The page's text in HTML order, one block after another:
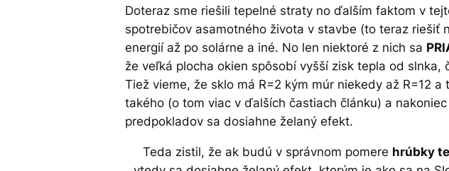
Doteraz sme riešili tepelné straty no ďalším faktom v
spotrebičov asamotného života v stavbe (to teraz riešiť
energií až po solárne a iné. No len niektoré z nich sa
že veľká plocha okien spôsobí vyšší zisk tepla od
Tiež vieme, že sklo má R=2 kým múr niekedy až R=12
takého (o tom viac v ďalších častiach článku) a
predpokladov sa dosiahne želaný efekt.
Teda zistil, že ak budú v správnom pomere hrúbky